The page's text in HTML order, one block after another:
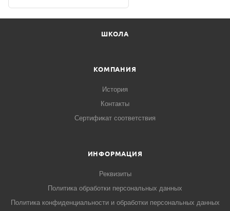
ШКОЛА
КОМПАНИЯ
История
Контакты
Сертификат соответствия
ИНФОРМАЦИЯ
Реквизиты
Политика обработки персональных данных
Политика конфиденциальности и обработки персональных данных